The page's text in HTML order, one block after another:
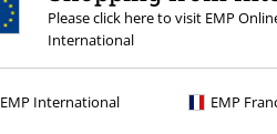
Please click here to visit EMP
International
EMP International EMP